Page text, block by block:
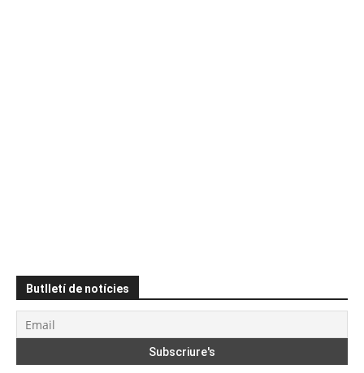
Butlletí de notícies